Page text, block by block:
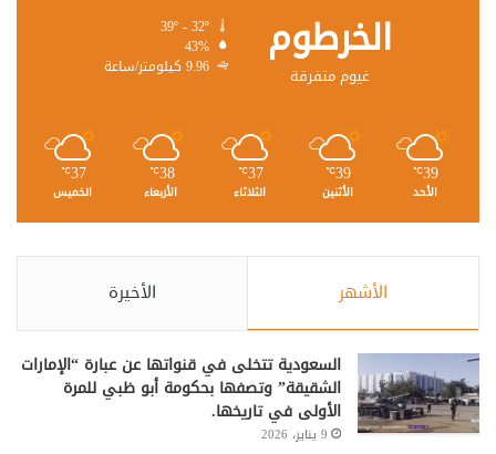
الخرطوم
غيوم متفرقة
43%
9.96 كيلومتر/ساعة
39
℃
الأحد
39
℃
الأثنين
37
℃
الثلاثاء
38
℃
الأربعاء
37
℃
الخميس
الأشهر الأخيرة
السعودية تتخلى في قنواتها عن عبارة “الإمارات
الشقيقة” وتصفها بحكومة أبو ظبي للمرة
الأولى في تاريخها.
9 يناير، 2026